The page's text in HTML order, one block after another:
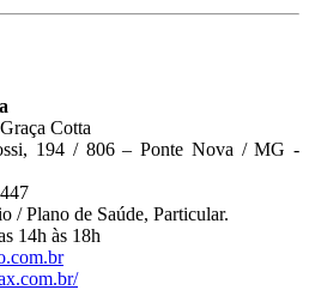
Cotta
194 / 806 – Ponte Nova / MG -
/ Plano de Saúde, Particular.
14h às 18h